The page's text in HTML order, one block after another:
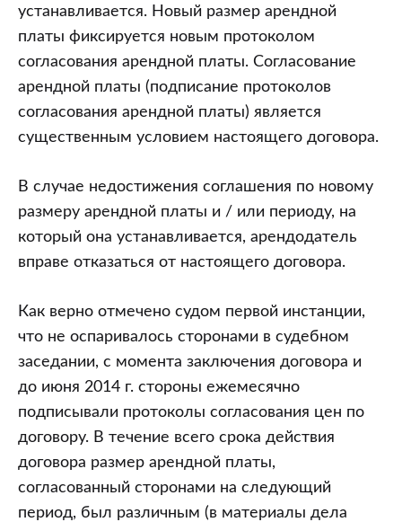
устанавливается. Новый размер арендной
платы фиксируется новым протоколом
согласования арендной платы. Согласование
арендной платы (подписание протоколов
согласования арендной платы) является
существенным условием настоящего договора.
В случае недостижения соглашения по новому
размеру арендной платы и / или периоду, на
который она устанавливается, арендодатель
вправе отказаться от настоящего договора.
Как верно отмечено судом первой инстанции,
что не оспаривалось сторонами в судебном
заседании, с момента заключения договора и
до июня 2014 г. стороны ежемесячно
подписывали протоколы согласования цен по
договору. В течение всего срока действия
договора размер арендной платы,
согласованный сторонами на следующий
период, был различным (в материалы дела